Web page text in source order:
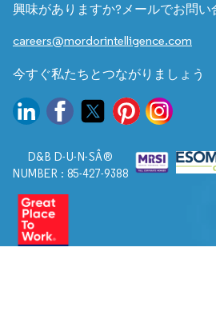
興味がありますか?メールでお問い
careers@mordorintelligence.com
今すぐ私たちとつながりましょう
D&B D-U-N-SÂ®
NUMBER : 85-427-9388